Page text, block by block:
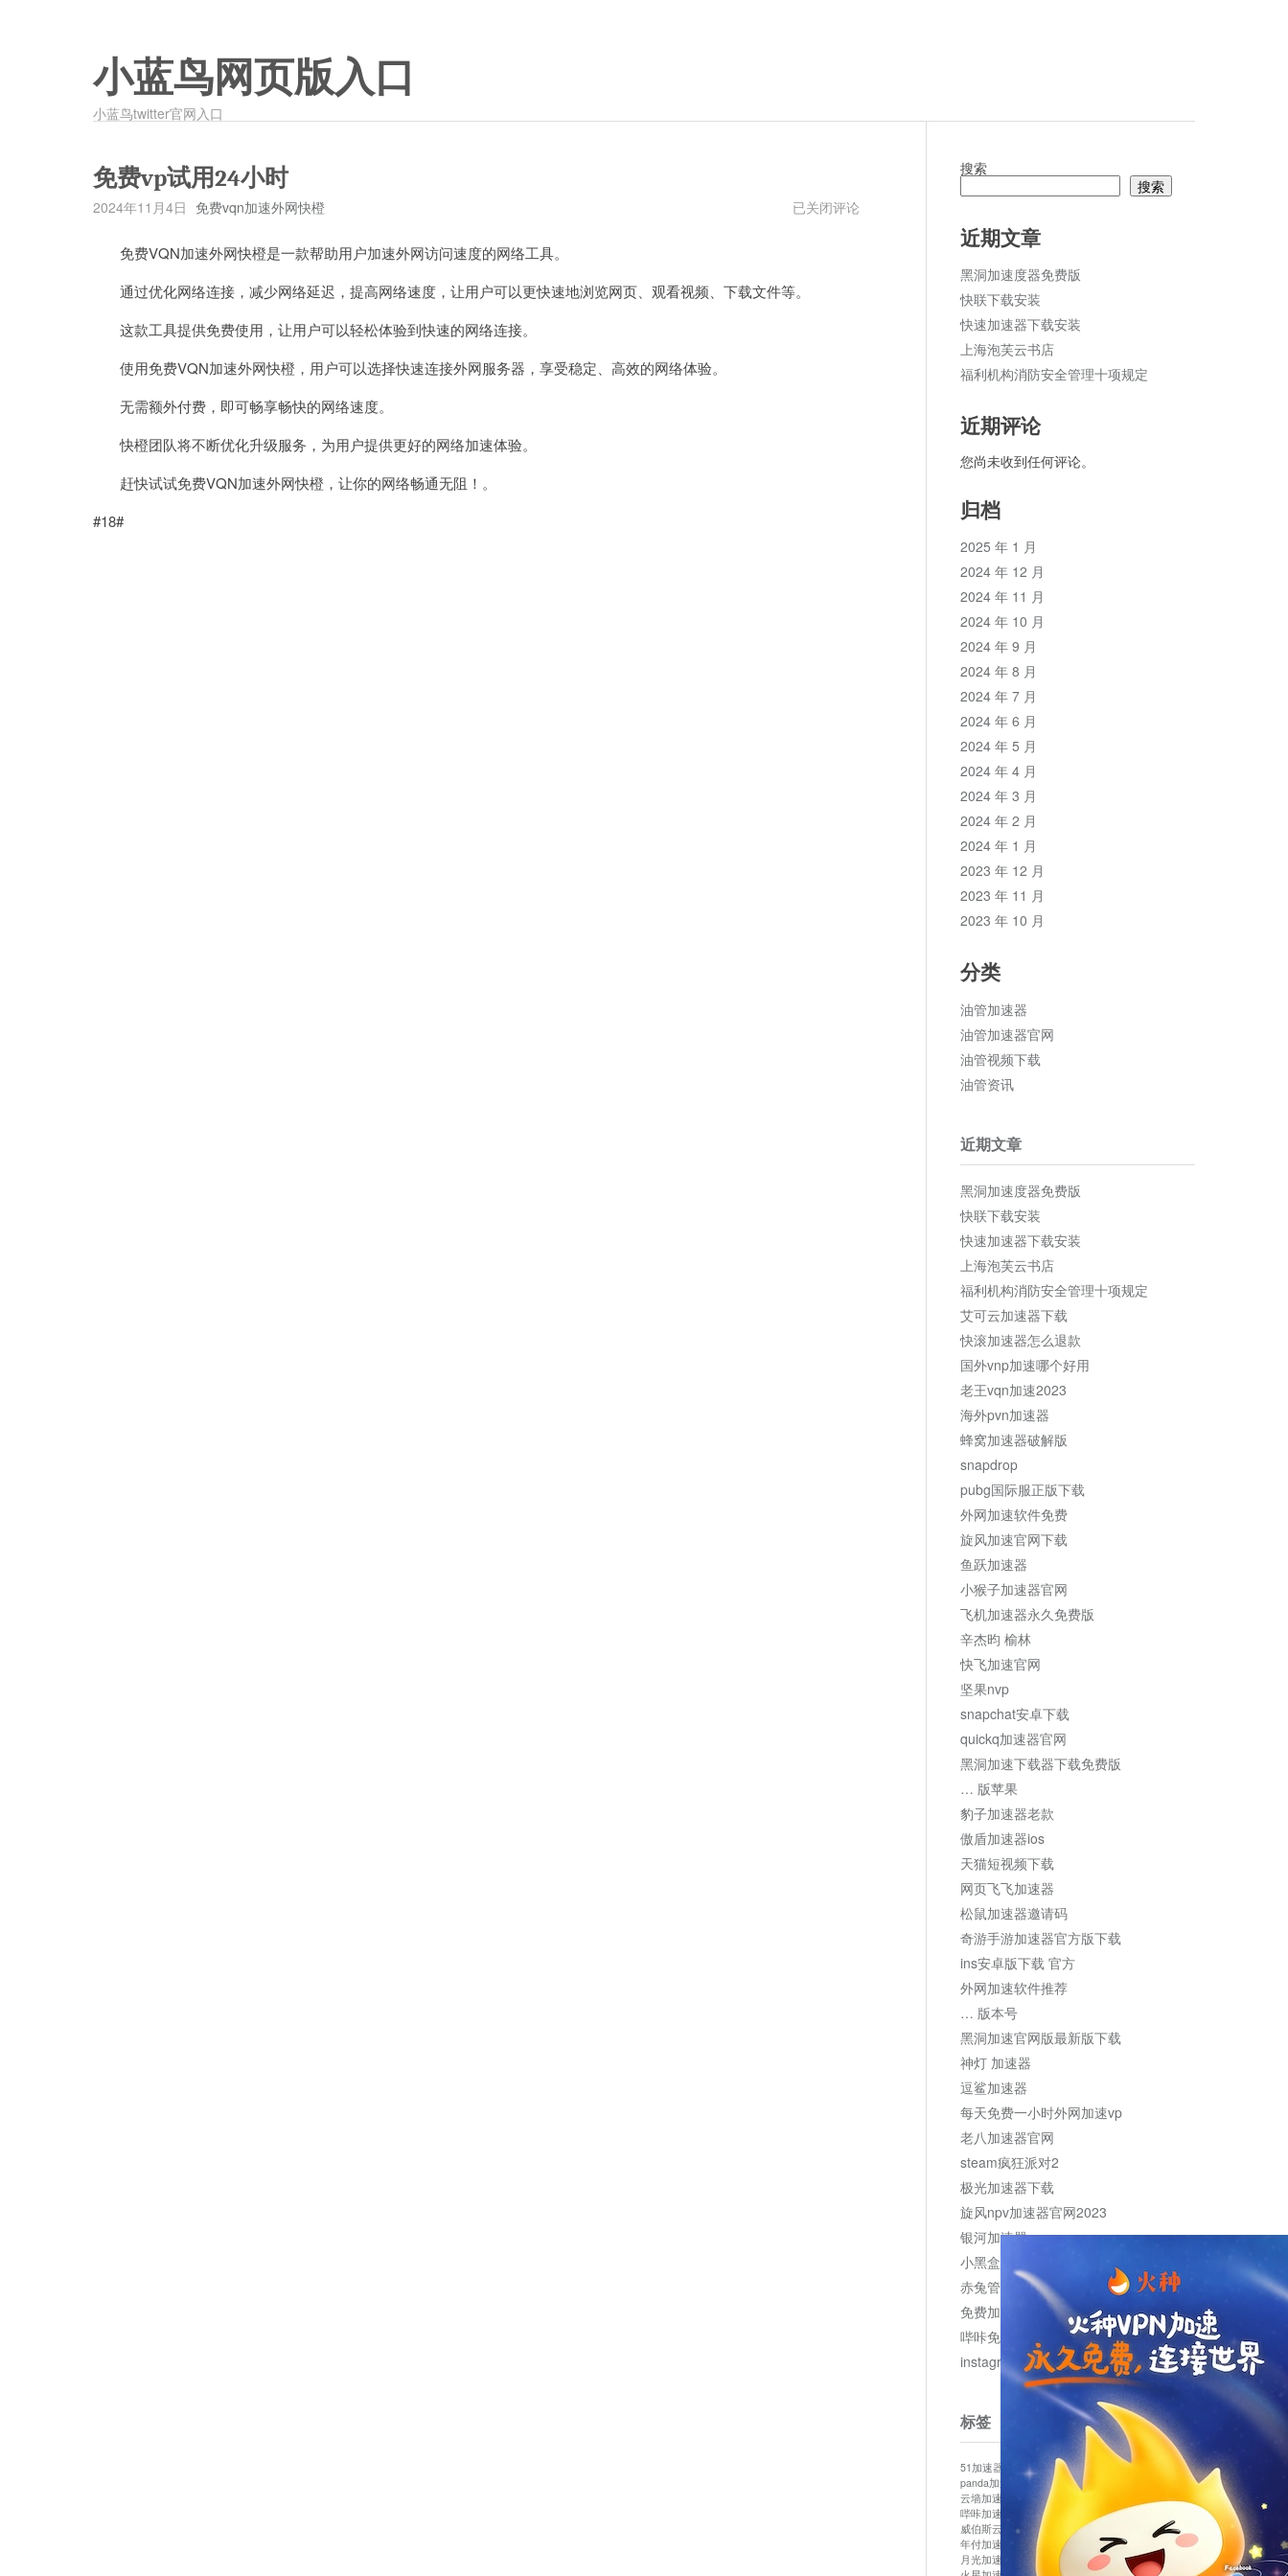
小蓝鸟网页版入口
小蓝鸟twitter官网入口
免费vp试用24小时
2024年11月4日 免费vqn加速外网快橙
免
24
小
已关闭评论
免费VQN加速外网快橙是一款帮助用户加速外网访问速度的网络工具。
通过优化网络连接，减少网络延迟，提高网络速度，让用户可以更快速地浏览网页、观看视频、下载文件等。
这款工具提供免费使用，让用户可以轻松体验到快速的网络连接。
使用免费VQN加速外网快橙，用户可以选择快速连接外网服务器，享受稳定、高效的网络体验。
无需额外付费，即可畅享畅快的网络速度。
快橙团队将不断优化升级服务，为用户提供更好的网络加速体验。
赶快试试免费VQN加速外网快橙，让你的网络畅通无阻！。
#18#
搜索
搜索
近期文章
黑洞加速度器免费版
快联下载安装
快速加速器下载安装
上海泡芙云书店
福利机构消防安全管理十项规定
近期评论
您尚未收到任何评论。
归档
2025 年 1 月
2024 年 12 月
2024 年 11 月
2024 年 10 月
2024 年 9 月
2024 年 8 月
2024 年 7 月
2024 年 6 月
2024 年 5 月
2024 年 4 月
2024 年 3 月
2024 年 2 月
2024 年 1 月
2023 年 12 月
2023 年 11 月
2023 年 10 月
分类
油管加速器
油管加速器官网
油管视频下载
油管资讯
近期文章
黑洞加速度器免费版
快联下载安装
快速加速器下载安装
上海泡芙云书店
福利机构消防安全管理十项规定
艾可云加速器下载
快滚加速器怎么退款
国外vnp加速哪个好用
老王vqn加速2023
海外pvn加速器
蜂窝加速器破解版
snapdrop
pubg国际服正版下载
外网加速软件免费
旋风加速官网下载
鱼跃加速器
小猴子加速器官网
飞机加速器永久免费版
辛杰昀 榆林
快飞加速官网
坚果nvp
snapchat安卓下载
quickq加速器官网
黑洞加速下载器下载免费版
… 版苹果
豹子加速器老款
傲盾加速器ios
天猫短视频下载
网页飞飞加速器
松鼠加速器邀请码
奇游手游加速器官方版下载
ins安卓版下载 官方
外网加速软件推荐
… 版本号
黑洞加速官网版最新版下载
神灯 加速器
逗鲨加速器
每天免费一小时外网加速vp
老八加速器官网
steam疯狂派对2
极光加速器下载
旋风npv加速器官网2023
银河加速器
小黑盒加速器加速
赤兔管理平台
免费加速器
哔咔免费加速服务器
instagram网页版登录入口
标签
51加速器 bitznet hidecat i7加速器
kuai500
panda加速器
snap加速器 vp加速器
中信加速器
云墙加速器
云速加速器
哔咔加速器
哔咔哔咔加速器 喵云 回锅肉加速器
威伯斯云
小明加速器 小蓝鸟加速器
布谷vp加速器
年付加速器
心阶云 快连 怎么上外网
易飞加速器
月光加速器
机场加速器 松果云 梯子加速器